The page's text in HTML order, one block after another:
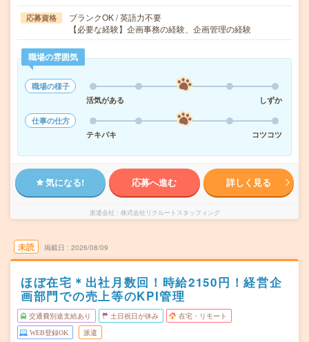
応募資格
ブランクOK / 英語力不要
【必要な経験】企画事務の経験、企画管理の経験
職場の雰囲気
職場の様子
活気がある
しずか
仕事の仕方
テキパキ
コツコツ
気になる! 応募へ進む 詳しく見る
派遣会社 株式会社リクルートスタッフィング
未読 掲載日 2026/08/09
ほぼ在宅＊出社月数回！時給2150円！経営企
画部門での売上等のKPI管理
交通費別途支給あり 土日祝日が休み 在宅・リモート
WEB登録OK 派遣